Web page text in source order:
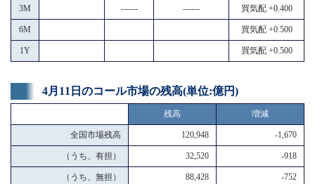
3M ------ ------ 買気配 +0.400
6M 買気配 +0.500
1Y 買気配 +0.500
4月11日のコール市場の残高(単位:億円)
残高 増減
全国市場残高 120,948 -1,670
（うち、有担） 32,520 -918
（うち、無担） 88,428 -752